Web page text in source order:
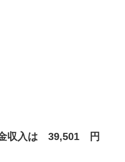
収入は 39,501 円